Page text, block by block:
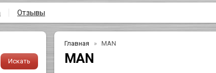
Отзывы
Главная MAN
MAN